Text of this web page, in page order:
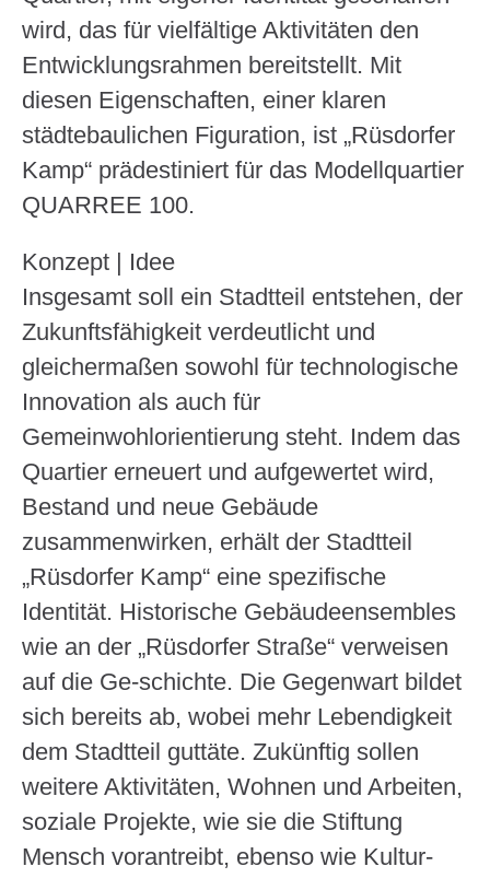
Loading Loading Loading Loading
wird, das für vielfältige Aktivitäten den
Entwicklungsrahmen bereitstellt. Mit
diesen Eigenschaften, einer klaren
städtebaulichen Figuration, ist „Rüsdorfer
Kamp“ prädestiniert für das Modellquartier
QUARREE 100.
Konzept | Idee
Insgesamt soll ein Stadtteil entstehen, der
Zukunftsfähigkeit verdeutlicht und
gleichermaßen sowohl für technologische
Innovation als auch für
Gemeinwohlorientierung steht. Indem das
Quartier erneuert und aufgewertet wird,
Bestand und neue Gebäude
zusammenwirken, erhält der Stadtteil
„Rüsdorfer Kamp“ eine spezifische
Identität. Historische Gebäudeensembles
wie an der „Rüsdorfer Straße“ verweisen
auf die Ge-schichte. Die Gegenwart bildet
sich bereits ab, wobei mehr Lebendigkeit
dem Stadtteil guttäte. Zukünftig sollen
weitere Aktivitäten, Wohnen und Arbeiten,
soziale Projekte, wie sie die Stiftung
Mensch vorantreibt, ebenso wie Kultur-